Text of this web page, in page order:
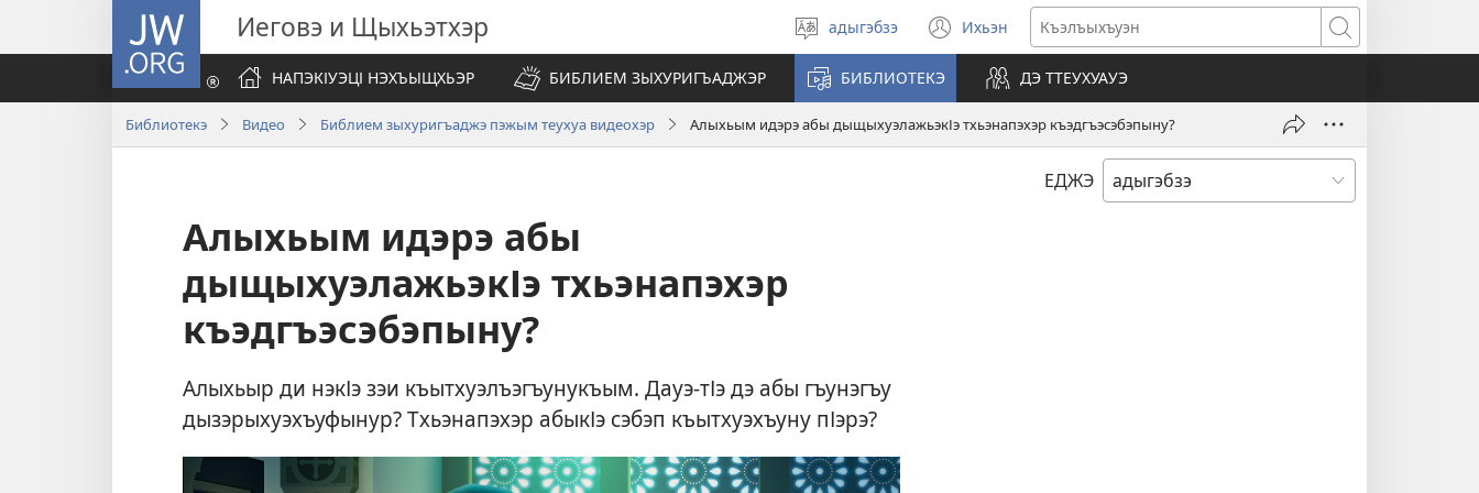
JW.ORG Иеговэ и Щыхьэтхэр
Select
language
адыгэбзэ Ихьэн
(opens
new
window)
Къэлъыхъуэн
НАПЭКІУЭЦІ НЭХЪЫЩХЬЭР
БИБЛИЕМ ЗЫХУРИГЪАДЖЭР БИБЛИОТЕКЭ ДЭ ТТЕУХУАУЭ
Библиотекэ Видео Библием зыхуригъаджэ пэжым теухуа видеохэр Алыхьым идэрэ абы дыщыхуэлажьэкІэ тхьэнапэхэр къэдгъэсэбэпыну?
ЕДЖЭ
Алыхьым идэрэ абы
дыщыхуэлажьэкІэ тхьэнапэхэр
къэдгъэсэбэпыну?
Алыхьыр ди нэкІэ зэи къытхуэлъэгъунукъым. Дауэ-тІэ дэ абы гъунэгъу
дызэрыхуэхъуфынур? Тхьэнапэхэр абыкІэ сэбэп къытхуэхъуну пІэрэ?